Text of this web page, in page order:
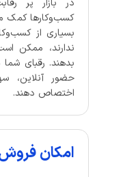
در بازار پر
کسب‌وکارها کمک
بسیاری از
ندارند، ممکن
بدهند. رقبای
حضور آنلاین،
اختصاص دهند.
امکان فروش